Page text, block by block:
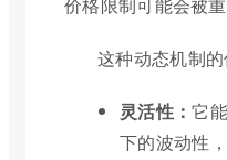
这种动态机制的
灵活性：它
下的波动性